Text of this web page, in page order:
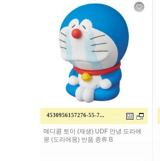
4530956157276-55-7...
메디콤 토이 (재생) UDF 안녕 도라에
몽 (도라에몽) 반품 종류 B